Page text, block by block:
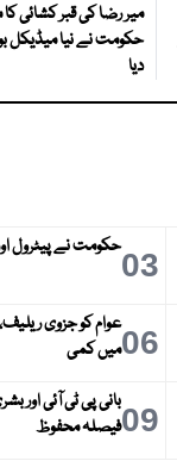
میر رضا کی قبر کشائی
حکومت نے نیا میڈیکل
دیا
03حکومت نے پیٹرول
06عوام کو جزوی
میں کمی
09بانی پی ٹی آئی اور
فیصلہ محفوظ